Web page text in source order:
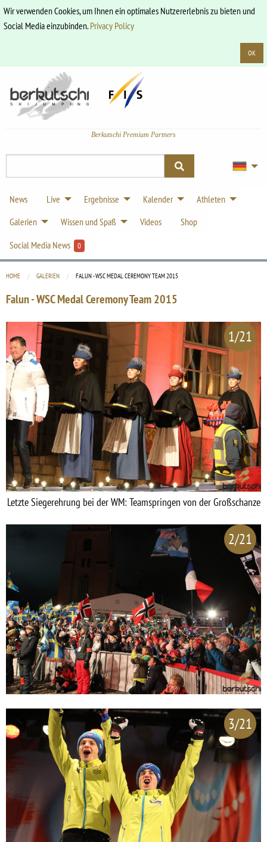
Wir verwenden Cookies, um Ihnen ein optimales Nutzererlebnis zu bieten und
Social Media einzubinden.Privacy Policy
OK
Berkutschi Premium Partners
News Live Ergebnisse Kalender
Athleten
Galerien
Wissen und Spaß Videos
Shop
Social Media News
0
HOME GALERIEN CURRENT:
FALUN - WSC MEDAL CEREMONY TEAM 2015
Falun - WSC Medal Ceremony Team 2015
1/21
Letzte Siegerehrung bei der WM: Teamspringen von der Großschanze
2/21
3/21